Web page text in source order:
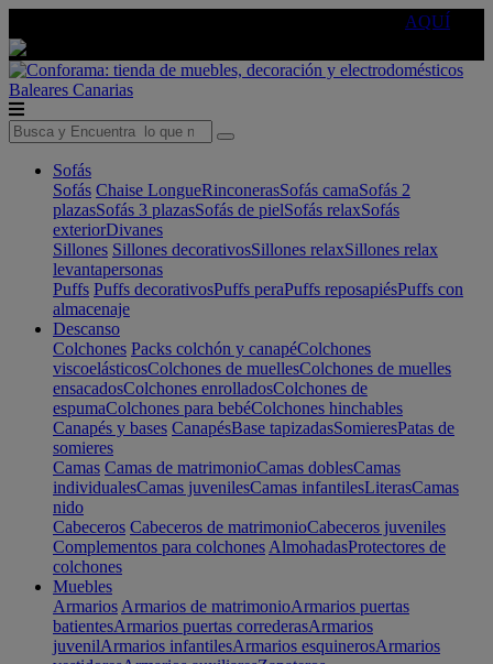
AQUÍ
Baleares Canarias
Sofás
Sofás Chaise LongueRinconerasSofás camaSofás 2
plazasSofás 3 plazasSofás de pielSofás relaxSofás
exteriorDivanes
Sillones Sillones decorativosSillones relaxSillones relax
levantapersonas
Puffs Puffs decorativosPuffs peraPuffs reposapiésPuffs con
almacenaje
Descanso
Colchones Packs colchón y canapéColchones
viscoelásticosColchones de muellesColchones de muelles
ensacadosColchones enrolladosColchones de
espumaColchones para bebéColchones hinchables
Canapés y bases CanapésBase tapizadasSomieresPatas de
somieres
Camas Camas de matrimonioCamas doblesCamas
individualesCamas juvenilesCamas infantilesLiterasCamas
nido
Cabeceros Cabeceros de matrimonioCabeceros juveniles
Complementos para colchones AlmohadasProtectores de
colchones
Muebles
Armarios Armarios de matrimonioArmarios puertas
batientesArmarios puertas correderasArmarios
juvenilArmarios infantilesArmarios esquinerosArmarios